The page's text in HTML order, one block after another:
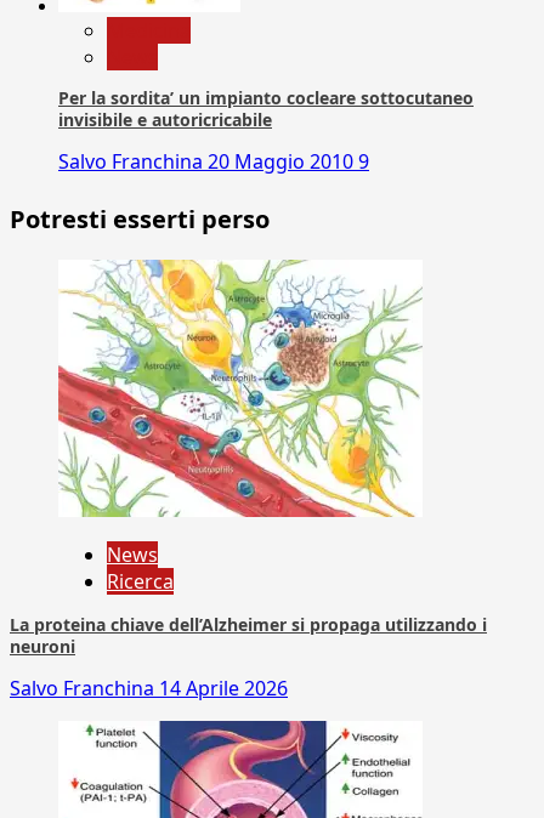
Per la sordita’ un impianto cocleare sottocutaneo
invisibile e autoricricabile
Salvo Franchina 20 Maggio 20109
Potresti esserti perso
News
Ricerca
La proteina chiave dell’Alzheimer si propaga utilizzando i
neuroni
Salvo Franchina 14 Aprile 2026